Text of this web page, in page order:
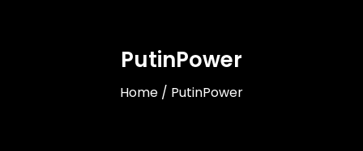
PutinPower
Home / PutinPower